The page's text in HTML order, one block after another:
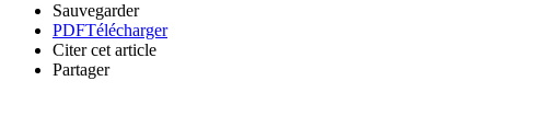
Sauvegarder
PDFTélécharger
Citer cet article
Partager